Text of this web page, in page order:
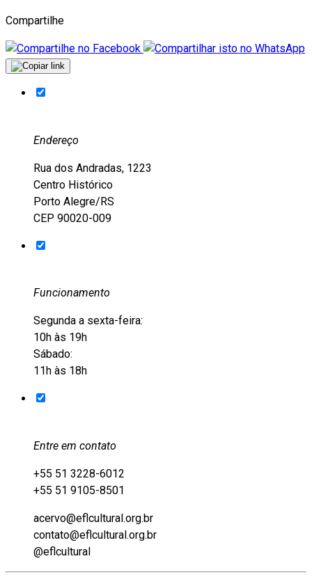
Compartilhe
Endereço
Rua dos Andradas, 1223
Centro Histórico
Porto Alegre/RS
CEP 90020-009
Funcionamento
Segunda a sexta-feira:
10h às 19h
Sábado:
11h às 18h
Entre em contato
+55 51 3228-6012
+55 51 9105-8501
acervo@eflcultural.org.br
contato@eflcultural.org.br
@eflcultural